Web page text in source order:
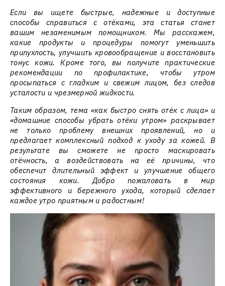
Если вы ищете быстрые, надежные и доступные
способы справиться с отёками, эта статья станет
вашим незаменимым помощником. Мы расскажем,
какие продукты и процедуры помогут уменьшить
припухлость, улучшить кровообращение и восстановить
тонус кожи. Кроме того, вы получите практические
рекомендации по профилактике, чтобы утром
просыпаться с гладким и свежим лицом, без следов
усталости и чрезмерной жидкости.
Таким образом, тема «как быстро снять отёк с лица» и
«домашние способы убрать отёки утром» раскрывает
не только проблему внешних проявлений, но и
предлагает комплексный подход к уходу за кожей. В
результате вы сможете не просто маскировать
отёчность, а воздействовать на её причины, что
обеспечит длительный эффект и улучшение общего
состояния кожи. Добро пожаловать в мир
эффективного и бережного ухода, который сделает
каждое утро приятным и радостным!